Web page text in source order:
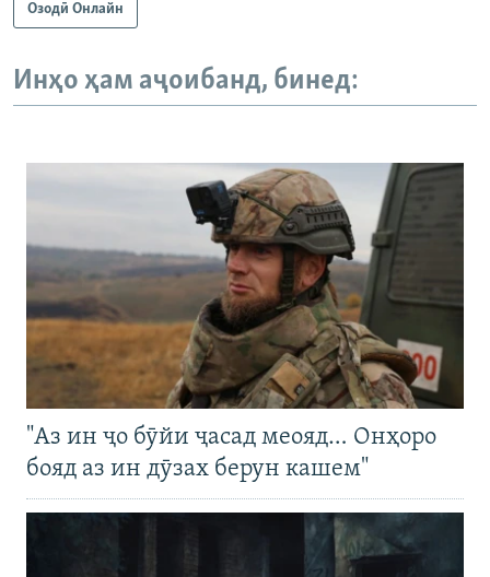
Озодӣ Онлайн
Инҳо ҳам аҷоибанд, бинед:
"Аз ин ҷо бӯйи ҷасад меояд… Онҳоро
бояд аз ин дӯзах берун кашем"